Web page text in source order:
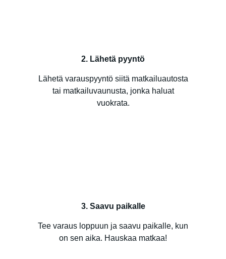
2. Lähetä pyyntö
Lähetä varauspyyntö siitä matkailuautosta
tai matkailuvaunusta, jonka haluat
vuokrata.
3. Saavu paikalle
Tee varaus loppuun ja saavu paikalle, kun
on sen aika. Hauskaa matkaa!